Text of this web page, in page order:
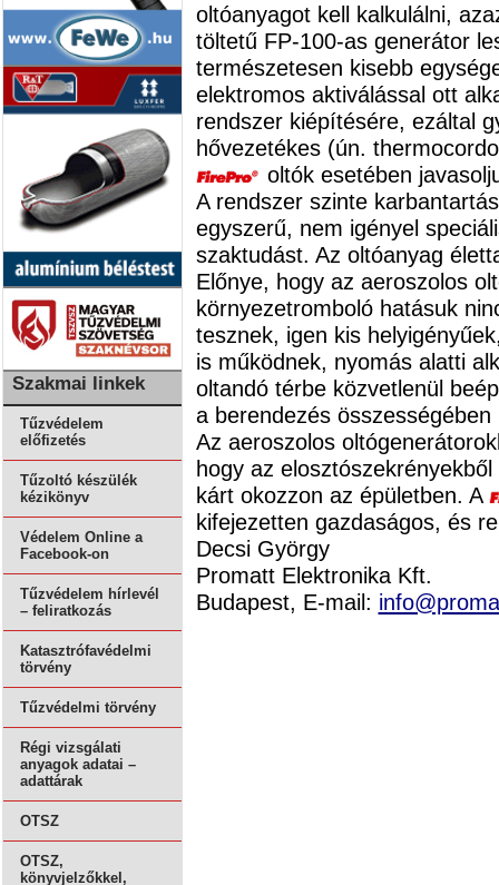
Szakmai linkek
Tűzvédelem
előfizetés
Tűzoltó készülék
kézikönyv
Védelem Online a
Facebook-on
Tűzvédelem hírlevél
– feliratkozás
Katasztrófavédelmi
törvény
Tűzvédelmi törvény
Régi vizsgálati
anyagok adatai –
adattárak
OTSZ
OTSZ,
könyvjelzőkkel,
oltóanyagot kell kalkulálni,
töltetű FP-100-as generátor
természetesen kisebb
elektromos aktiválással ott
rendszer kiépítésére, ezáltal
hővezetékes (ún.
oltók esetében
A rendszer szinte
egyszerű, nem igényel
szaktudást. Az oltóanyag
Előnye, hogy az aeroszolos
környezetromboló hatásuk
tesznek, igen kis
is működnek, nyomás alatti
oltandó térbe közvetlenül
a berendezés
Az aeroszolos
hogy az
kárt okozzon az épületben. A
kifejezetten gazdaságos, és
Decsi György
Promatt Elektronika Kft.
Budapest, E-mail: